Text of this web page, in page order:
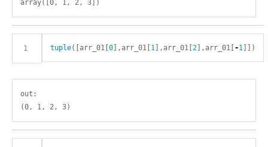
1 tuple([arr_01[ 0],arr_01[ 1],arr_01[ 2],arr_01[ -1
out: